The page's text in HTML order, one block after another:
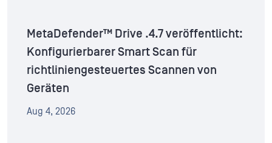
MetaDefender™ Drive .4.7 veröffentlicht:
Konfigurierbarer Smart Scan für
richtliniengesteuertes Scannen von
Geräten
Aug 4, 2026